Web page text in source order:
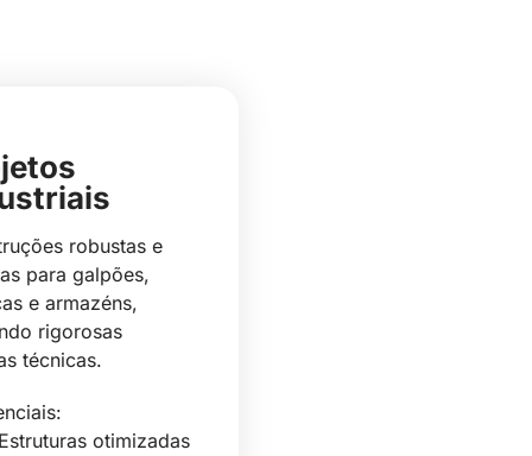
robustas e
para galpões,
e armazéns,
rigorosas
técnicas.
Estruturas otimizadas